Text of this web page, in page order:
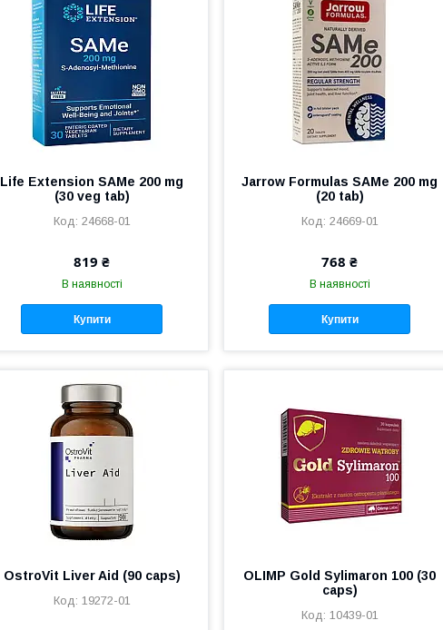
Life Extension SAMe 200 mg
(30 veg tab)
24668-01
819 ₴
В наявності
Купити
Jarrow Formulas SAMe 200 mg
(20 tab)
24669-01
768 ₴
В наявності
Купити
OstroVit Liver Aid (90 caps)
19272-01
OLIMP Gold Sylimaron 100 (30
caps)
10439-01